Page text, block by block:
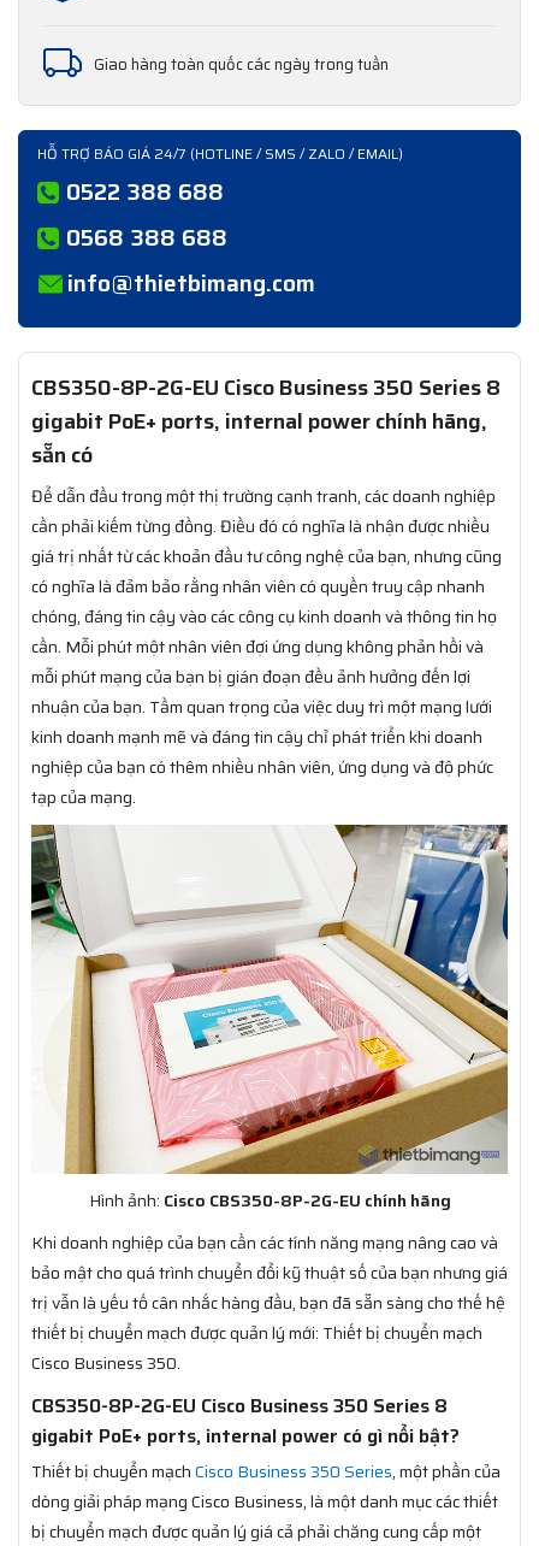
Giao hàng toàn quốc các ngày trong tuần
HỖ TRỢ BÁO GIÁ 24/7 (HOTLINE / SMS / ZALO / EMAIL)
0522 388 688
0568 388 688
info@thietbimang.com
CBS350-8P-2G-EU Cisco Business 350 Series 8
gigabit PoE+ ports, internal power chính hãng,
sẵn có
Để dẫn đầu trong một thị trường cạnh tranh, các doanh nghiệp
cần phải kiếm từng đồng. Điều đó có nghĩa là nhận được nhiều
giá trị nhất từ các khoản đầu tư công nghệ của bạn, nhưng cũng
có nghĩa là đảm bảo rằng nhân viên có quyền truy cập nhanh
chóng, đáng tin cậy vào các công cụ kinh doanh và thông tin họ
cần. Mỗi phút một nhân viên đợi ứng dụng không phản hồi và
mỗi phút mạng của bạn bị gián đoạn đều ảnh hưởng đến lợi
nhuận của bạn. Tầm quan trọng của việc duy trì một mạng lưới
kinh doanh mạnh mẽ và đáng tin cậy chỉ phát triển khi doanh
nghiệp của bạn có thêm nhiều nhân viên, ứng dụng và độ phức
tạp của mạng.
Hình ảnh: Cisco CBS350-8P-2G-EU chính hãng
Khi doanh nghiệp của bạn cần các tính năng mạng nâng cao và
bảo mật cho quá trình chuyển đổi kỹ thuật số của bạn nhưng giá
trị vẫn là yếu tố cân nhắc hàng đầu, bạn đã sẵn sàng cho thế hệ
thiết bị chuyển mạch được quản lý mới: Thiết bị chuyển mạch
Cisco Business 350.
CBS350-8P-2G-EU Cisco Business 350 Series 8
gigabit PoE+ ports, internal power có gì nổi bật?
Thiết bị chuyển mạchCisco Business 350 Series, một phần của
dòng giải pháp mạng Cisco Business, là một danh mục các thiết
bị chuyển mạch được quản lý giá cả phải chăng cung cấp một